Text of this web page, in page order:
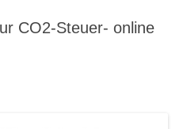
CO2-Steuer- online